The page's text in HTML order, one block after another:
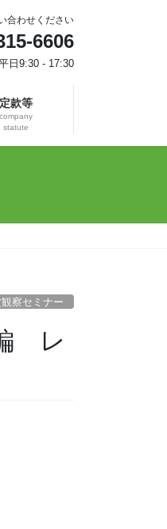
合わせください
6606
日9:30 - 17:30
定款等
company
statute
察セミナー
レ